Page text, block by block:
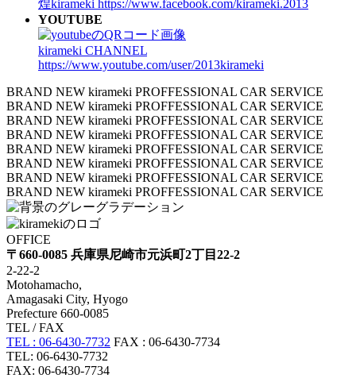
煌kirameki https://www.facebook.com/kirameki.2013
YOUTUBE
kirameki CHANNEL
https://www.youtube.com/user/2013kirameki
BRAND NEW kirameki PROFFESSIONAL CAR SERVICE
BRAND NEW kirameki PROFFESSIONAL CAR SERVICE
BRAND NEW kirameki PROFFESSIONAL CAR SERVICE
BRAND NEW kirameki PROFFESSIONAL CAR SERVICE
BRAND NEW kirameki PROFFESSIONAL CAR SERVICE
BRAND NEW kirameki PROFFESSIONAL CAR SERVICE
BRAND NEW kirameki PROFFESSIONAL CAR SERVICE
BRAND NEW kirameki PROFFESSIONAL CAR SERVICE
OFFICE
〒660-0085 兵庫県尼崎市元浜町2丁目22-2
2-22-2
Motohamacho,
Amagasaki City, Hyogo
Prefecture 660-0085
TEL / FAX
TEL : 06-6430-7732 FAX : 06-6430-7734
TEL: 06-6430-7732
FAX: 06-6430-7734